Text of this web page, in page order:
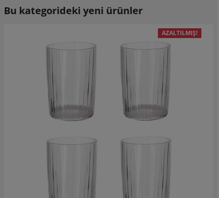
Bu kategorideki yeni ürünler
AZALTILMIŞ!